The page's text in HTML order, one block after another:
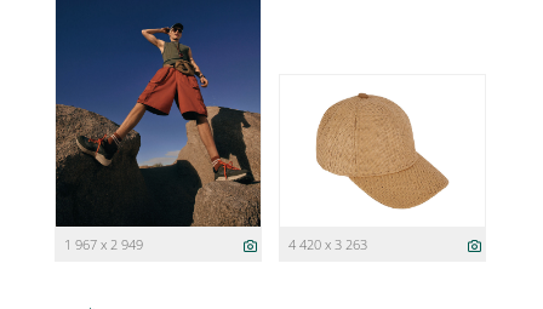
1 967 x 2 949 4 420 x 3 263